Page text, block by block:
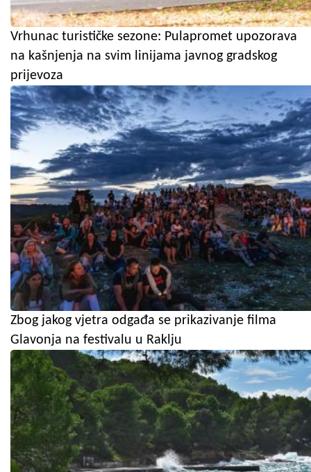
Vrhunac turističke sezone: Pulapromet upozorava
na kašnjenja na svim linijama javnog gradskog
prijevoza
Zbog jakog vjetra odgađa se prikazivanje filma
Glavonja na festivalu u Raklju